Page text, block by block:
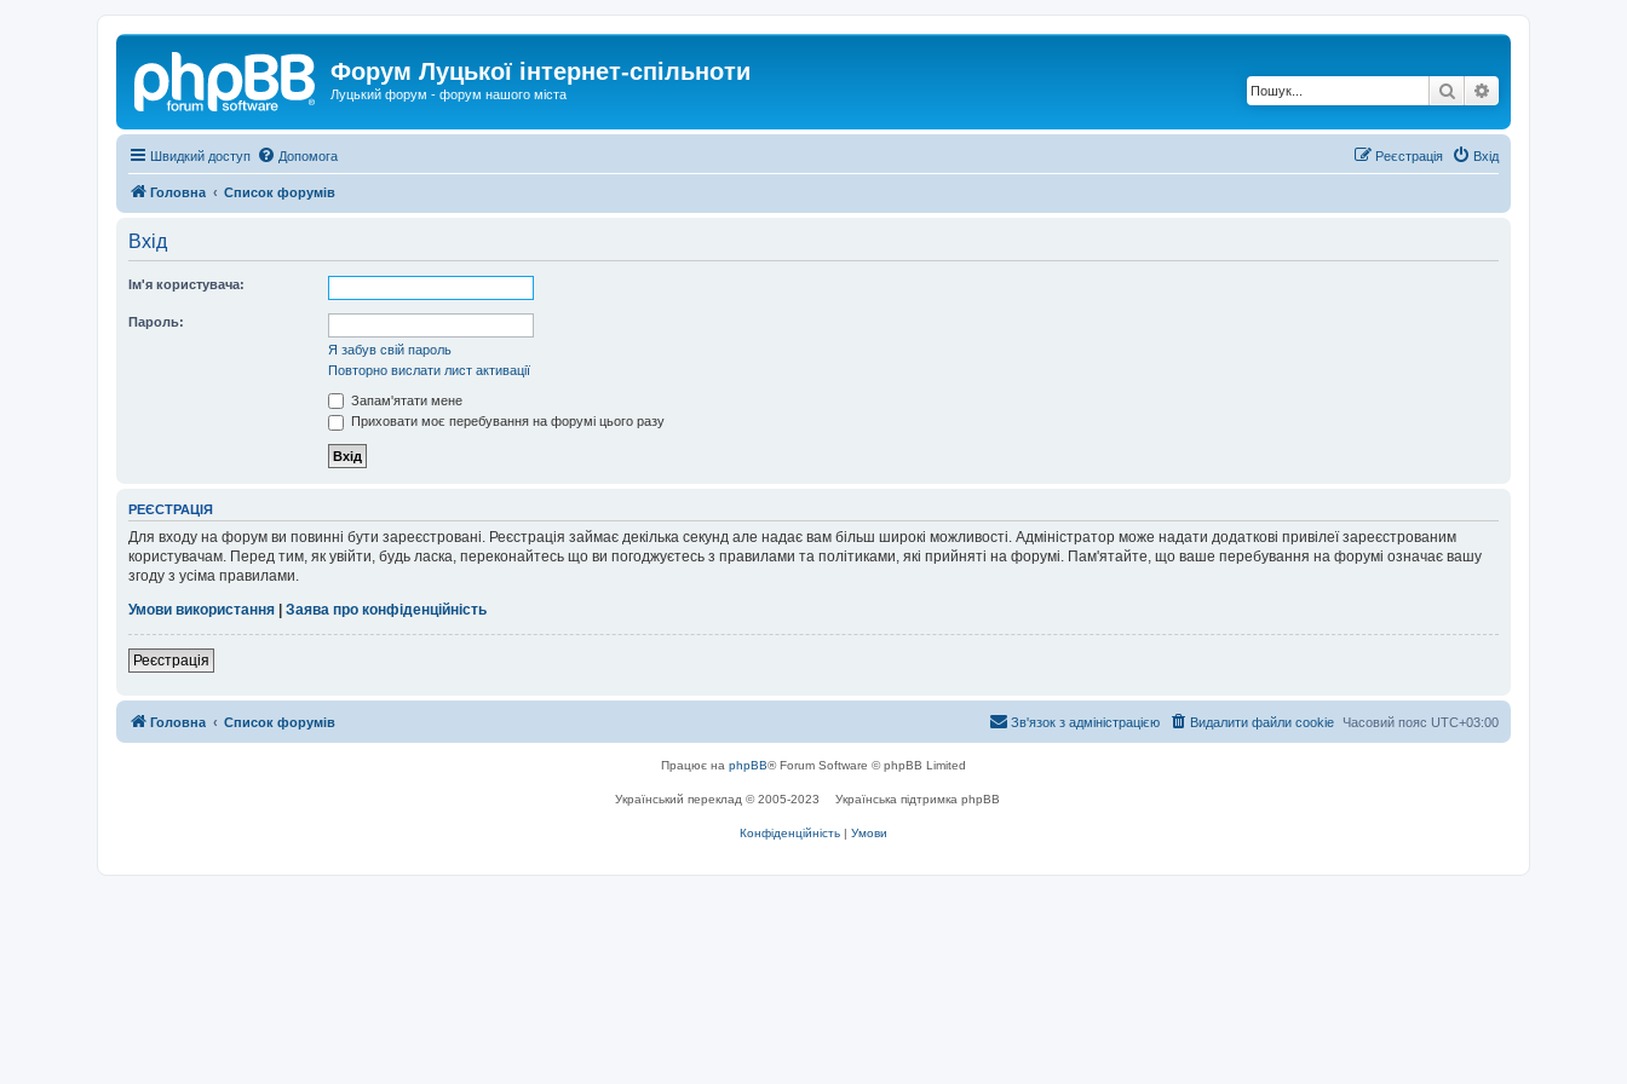
Форум Луцької інтернет-спільноти
Луцький форум - форум нашого міста Пошук
Швидкий доступ Допомога Вхід
Реєстрація
Головна Список форумів
Вхід
Ім'я користувача:
Пароль:
Я забув свій пароль
Повторно вислати лист активації
Запам'ятати мене
Приховати моє перебування на форумі цього разу
РЕЄСТРАЦІЯ
Для входу на форум ви повинні бути зареєстровані. Реєстрація займає декілька секунд але надає вам більш широкі можливості. Адміністратор може надати додаткові привілеї зареєстрованим
користувачам. Перед тим, як увійти, будь ласка, переконайтесь що ви погоджуєтесь з правилами та політиками, які прийняті на форумі. Пам'ятайте, що ваше перебування на форумі означає вашу
згоду з усіма правилами.
Умови використання
Заява про конфіденційність
Реєстрація
Головна Список форумів Часовий пояс UTC+03:00
Видалити файли cookie
Зв'язок з адміністрацією
Працює на phpBB® Forum Software © phpBB Limited
Український переклад © 2005-2023 Українська підтримка phpBB
Конфіденційність | Умови